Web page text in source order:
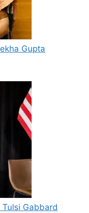
Gupta
– Tulsi Gabbard